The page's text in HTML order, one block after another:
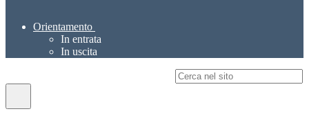
Orientamento
In entrata
In uscita